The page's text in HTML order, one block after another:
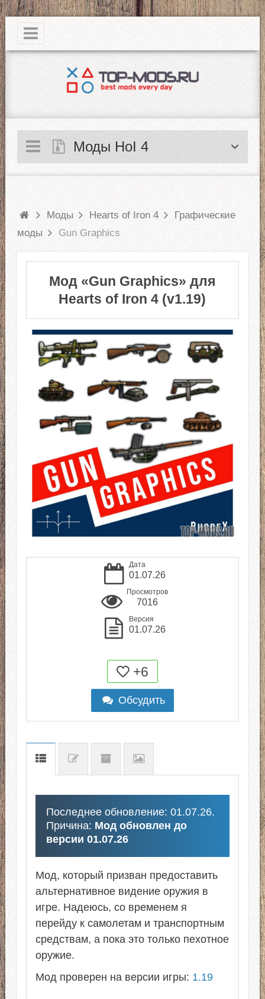
|
Моды HoI 4
Моды Hearts of Iron 4
Графические
моды
Gun Graphics
Мод «Gun Graphics» для
Hearts of Iron 4 (v1.19)
Дата
01.07.26
Просмотров
7016
Версия
01.07.26
+6
Обсудить
Последнее обновление: 01.07.26.
Причина: Мод обновлен до
версии 01.07.26
Мод, который призван предоставить
альтернативное видение оружия в
игре. Надеюсь, со временем я
перейду к самолетам и транспортным
средствам, а пока это только пехотное
оружие.
Мод проверен на версии игры: 1.19